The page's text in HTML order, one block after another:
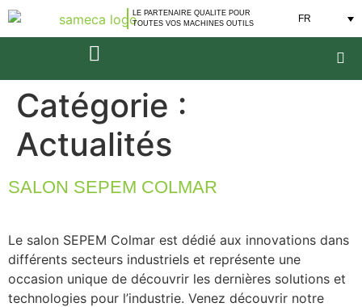
LE PARTENAIRE QUALITE POUR
TOUTES VOS MACHINES OUTILS
FR
Catégorie :
Actualités
SALON SEPEM COLMAR
Le salon SEPEM Colmar est dédié aux innovations dans
différents secteurs industriels et représente une
occasion unique de découvrir les dernières solutions et
technologies pour l’industrie. Venez découvrir notre